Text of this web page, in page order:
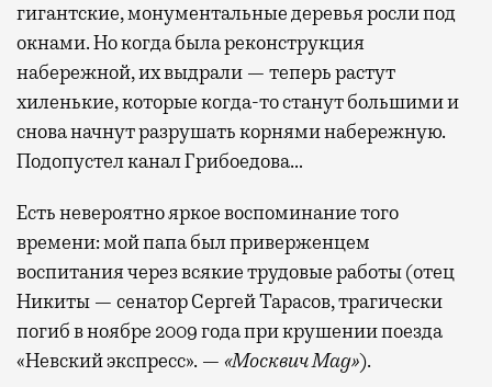
гигантские, монументальные деревья росли под
окнами. Но когда была реконструкция
набережной, их выдрали — теперь растут
хиленькие, которые когда-то станут большими и
снова начнут разрушать корнями набережную.
Подопустел канал Грибоедова…
Есть невероятно яркое воспоминание того
времени: мой папа был приверженцем
воспитания через всякие трудовые работы (отец
Никиты — сенатор Сергей Тарасов, трагически
погиб в ноябре 2009 года при крушении поезда
«Невский экспресс». — «Москвич Mag»).